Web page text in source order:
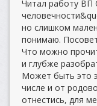
Читал работу ВП
но слишком
понимаю.
Что можно
и глубже
Может быть это
числе и от
отнестись, для